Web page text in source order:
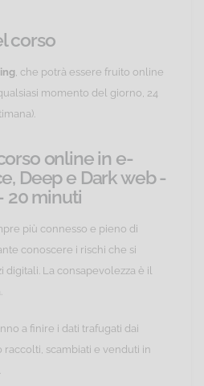
corso
, che potrà essere fruito online
momento del giorno, 24
online in e-
Deep e Dark web -
20 minuti
più connesso e pieno di
conoscere i rischi che si
digitali. La consapevolezza è il
a finire i dati trafugati dai
scambiati e venduti in